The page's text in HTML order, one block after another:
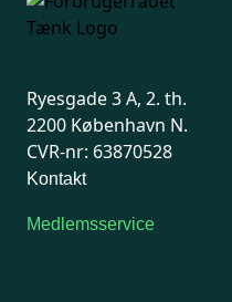
Ryesgade 3 A, 2. th.
2200 København N.
CVR-nr: 63870528
Kontakt
Medlemsservice